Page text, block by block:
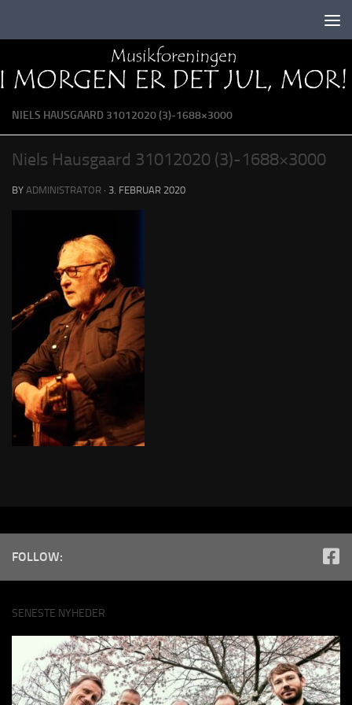
NIELS HAUSGAARD 31012020 (3)-1688×3000
Niels Hausgaard 31012020 (3)-1688×3000
BY ADMINISTRATOR · 3. FEBRUAR 2020
FOLLOW:
SENESTE NYHEDER